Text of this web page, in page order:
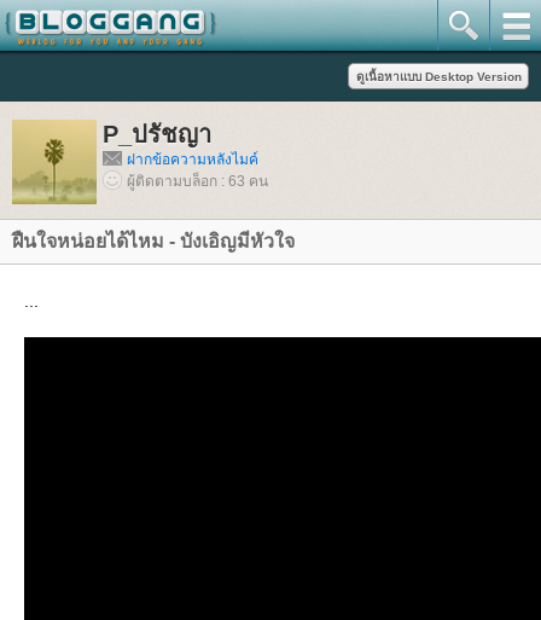
P_ปรัชญา
ฝากข้อความหลังไมค์
ผู้ติดตามบล็อก : 63 คน
ฝืนใจหน่อยได้ไหม - บังเอิญมีหัวใจ